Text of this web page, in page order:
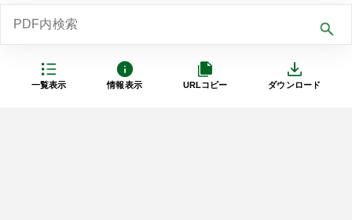
一覧表示 情報表示 URLコピー ダウンロード